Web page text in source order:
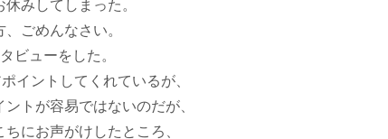
みしてしまった。
ごめんなさい。
ビューをした。
イントしてくれているが、
トが容易ではないのだが、
にお声がけしたところ、